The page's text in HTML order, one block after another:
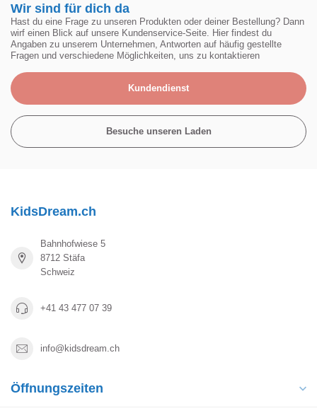
Wir sind für dich da
Hast du eine Frage zu unseren Produkten oder deiner Bestellung? Dann
wirf einen Blick auf unsere Kundenservice-Seite. Hier findest du
Angaben zu unserem Unternehmen, Antworten auf häufig gestellte
Fragen und verschiedene Möglichkeiten, uns zu kontaktieren
Kundendienst
Besuche unseren Laden
KidsDream.ch
Bahnhofwiese 5
8712 Stäfa
Schweiz
+41 43 477 07 39
info@kidsdream.ch
Öffnungszeiten